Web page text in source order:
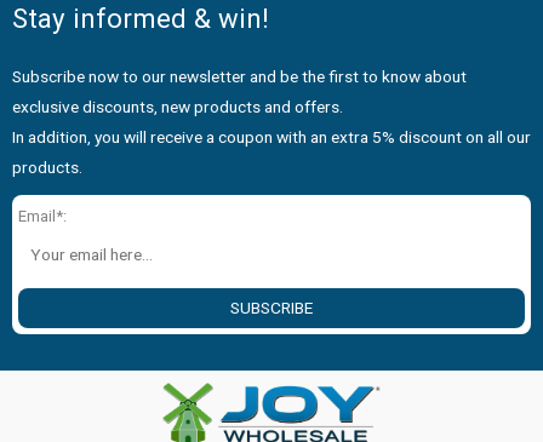
Stay informed & win!
Subscribe now to our newsletter and be the first to know about
exclusive discounts, new products and offers.
In addition, you will receive a coupon with an extra 5% discount on all our
products.
Email*:
SUBSCRIBE